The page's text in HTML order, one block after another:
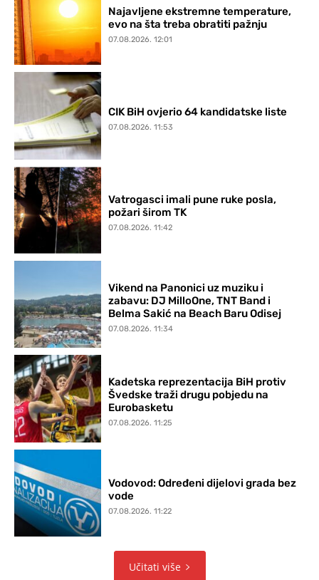
Najavljene ekstremne temperature,
evo na šta treba obratiti pažnju
07.08.2026. 12:01
CIK BiH ovjerio 64 kandidatske liste
07.08.2026. 11:53
Vatrogasci imali pune ruke posla,
požari širom TK
07.08.2026. 11:42
Vikend na Panonici uz muziku i
zabavu: DJ MilloOne, TNT Band i
Belma Sakić na Beach Baru Odisej
07.08.2026. 11:34
Kadetska reprezentacija BiH protiv
Švedske traži drugu pobjedu na
Eurobasketu
07.08.2026. 11:25
Vodovod: Određeni dijelovi grada bez
vode
07.08.2026. 11:22
Učitati više